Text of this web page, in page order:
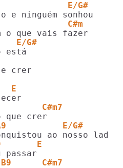
E/G#
C#m
A9
B9
e crer
E
C#m7
E/G#
E
C#m7